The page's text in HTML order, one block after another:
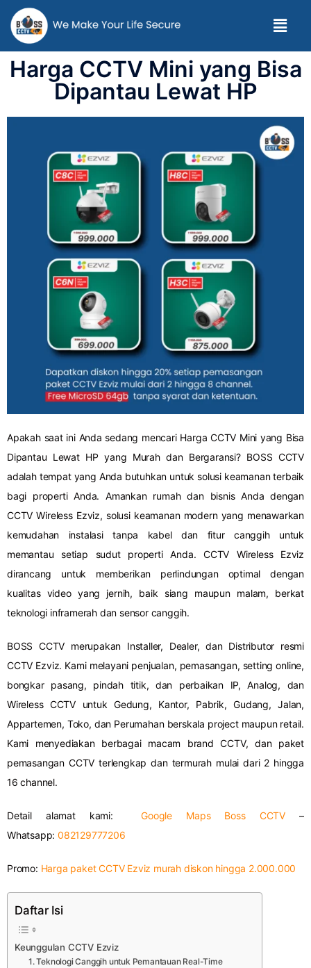
Harga CCTV Mini yang Bisa
Dipantau Lewat HP
Apakah saat ini Anda sedang mencari Harga CCTV Mini yang Bisa
Dipantau Lewat HP yang Murah dan Bergaransi? BOSS CCTV
adalah tempat yang Anda butuhkan untuk solusi keamanan terbaik
bagi properti Anda. Amankan rumah dan bisnis Anda dengan
CCTV Wireless Ezviz, solusi keamanan modern yang menawarkan
kemudahan instalasi tanpa kabel dan fitur canggih untuk
memantau setiap sudut properti Anda. CCTV Wireless Ezviz
dirancang untuk memberikan perlindungan optimal dengan
kualitas video yang jernih, baik siang maupun malam, berkat
teknologi inframerah dan sensor canggih.
BOSS CCTV merupakan Installer, Dealer, dan Distributor resmi
CCTV Ezviz. Kami melayani penjualan, pemasangan, setting online,
bongkar pasang, pindah titik, dan perbaikan IP, Analog, dan
Wireless CCTV untuk Gedung, Kantor, Pabrik, Gudang, Jalan,
Appartemen, Toko, dan Perumahan berskala project maupun retail.
Kami menyediakan berbagai macam brand CCTV, dan paket
pemasangan CCTV terlengkap dan termurah mulai dari 2 hingga
16 channel.
Detail alamat kami:Google Maps Boss CCTV –
Whatsapp:082129777206
Promo: Harga paket CCTV Ezviz murah diskon hingga 2.000.000
Daftar Isi
Keunggulan CCTV Ezviz
1. Teknologi Canggih untuk Pemantauan Real-Time